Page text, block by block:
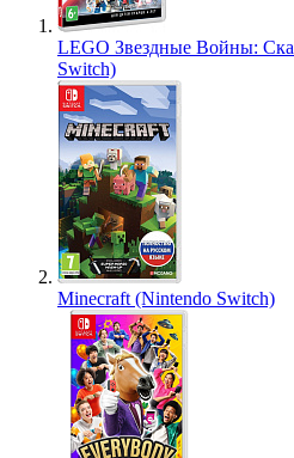
LEGO Звездные Войны:
Switch)
Minecraft (Nintendo Switch)